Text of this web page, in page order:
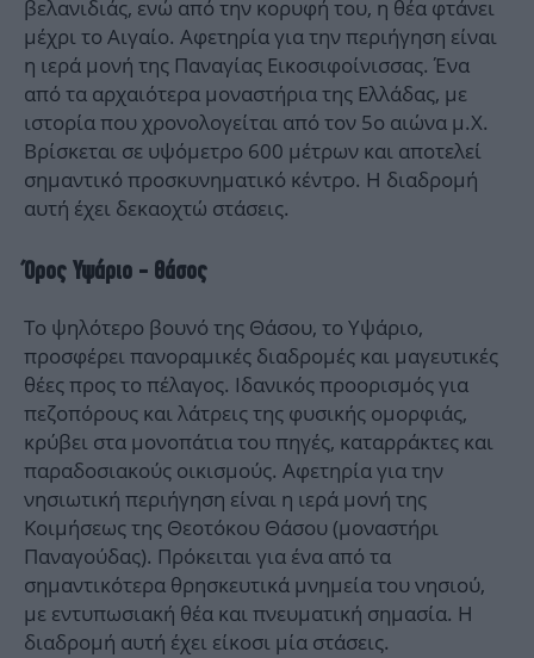
βελανιδιάς, ενώ από την κορυφή του, η θέα φτάνει
μέχρι το Αιγαίο. Αφετηρία για την περιήγηση είναι
η ιερά μονή της Παναγίας Εικοσιφοίνισσας. Ένα
από τα αρχαιότερα μοναστήρια της Ελλάδας, με
ιστορία που χρονολογείται από τον 5ο αιώνα μ.Χ.
Βρίσκεται σε υψόμετρο 600 μέτρων και αποτελεί
σημαντικό προσκυνηματικό κέντρο. Η διαδρομή
αυτή έχει δεκαοχτώ στάσεις.
Όρος Υψάριο - Θάσος
Το ψηλότερο βουνό της Θάσου, το Υψάριο,
προσφέρει πανοραμικές διαδρομές και μαγευτικές
θέες προς το πέλαγος. Ιδανικός προορισμός για
πεζοπόρους και λάτρεις της φυσικής ομορφιάς,
κρύβει στα μονοπάτια του πηγές, καταρράκτες και
παραδοσιακούς οικισμούς. Αφετηρία για την
νησιωτική περιήγηση είναι η ιερά μονή της
Κοιμήσεως της Θεοτόκου Θάσου (μοναστήρι
Παναγούδας). Πρόκειται για ένα από τα
σημαντικότερα θρησκευτικά μνημεία του νησιού,
με εντυπωσιακή θέα και πνευματική σημασία. Η
διαδρομή αυτή έχει είκοσι μία στάσεις.